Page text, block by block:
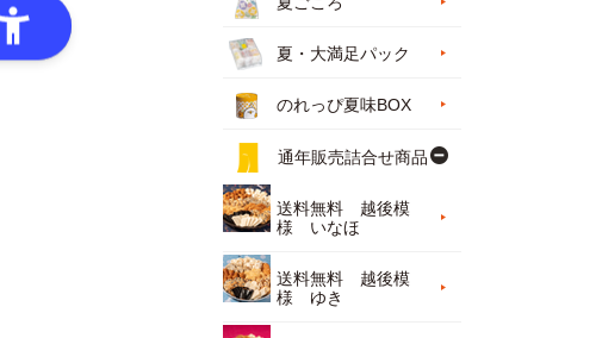
夏・大満足パック
のれっぴ夏味BOX
通年販売詰合せ商品
送料無料 越後模
様 いなほ
送料無料 越後模
様 ゆき